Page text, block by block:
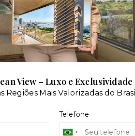
View – Luxo e Exclusividade
Regiões Mais Valorizadas do Brasil
Telefone